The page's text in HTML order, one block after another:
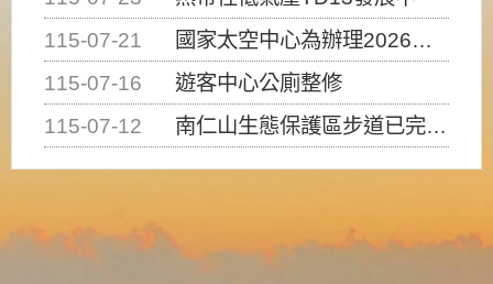
115-07-21
國家太空中心為辦理2026台灣盃火箭競賽，陸、海、空域警戒及協調相關事宜，因颱風備案事宜
115-07-16
遊客中心公廁整修
115-07-12
南仁山生態保護區步道已完成修復，自115年7月13日（星期一）起恢復開放入園，歡迎民眾依規定申請入園....